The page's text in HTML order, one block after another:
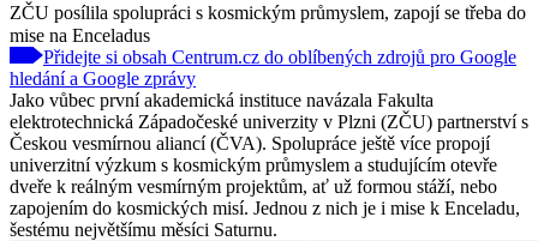
ZČU posílila spolupráci s kosmickým průmyslem, zapojí se třeba do
mise na Enceladus
Přidejte si obsah Centrum.cz do oblíbených zdrojů pro Google
hledání a Google zprávy
Jako vůbec první akademická instituce navázala Fakulta
elektrotechnická Západočeské univerzity v Plzni (ZČU) partnerství s
Českou vesmírnou aliancí (ČVA). Spolupráce ještě více propojí
univerzitní výzkum s kosmickým průmyslem a studujícím otevře
dveře k reálným vesmírným projektům, ať už formou stáží, nebo
zapojením do kosmických misí. Jednou z nich je i mise k Enceladu,
šestému největšímu měsíci Saturnu.